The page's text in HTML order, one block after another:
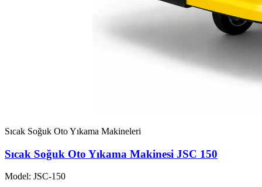
Sıcak Soğuk Oto Yıkama Makineleri
Sıcak Soğuk Oto Yıkama Makinesi JSC 150
Model: JSC-150